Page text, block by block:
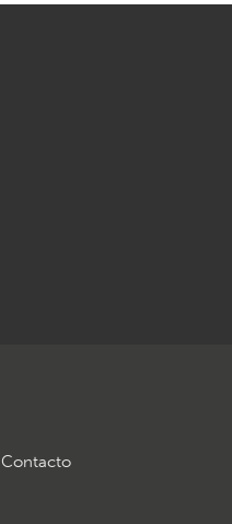
Contacto